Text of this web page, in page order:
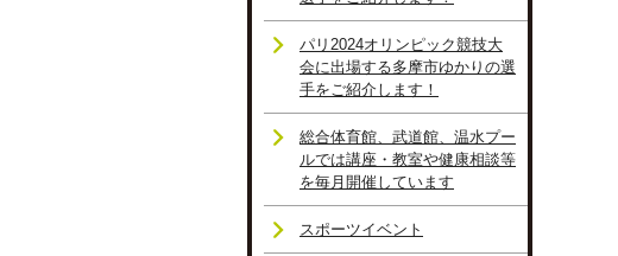
パリ2024オリンピック競技大
会に出場する多摩市ゆかりの選
手をご紹介します！
総合体育館、武道館、温水プー
ルでは講座・教室や健康相談等
を毎月開催しています
スポーツイベント